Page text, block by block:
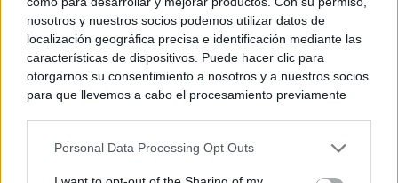
nosotros y nuestros socios podemos utilizar datos de
localización geográfica precisa e identificación mediante las
características de dispositivos. Puede hacer clic para
otorgarnos su consentimiento a nosotros y a nuestros socios
para que llevemos a cabo el procesamiento previamente
negar su consentimiento. Tenga en cuenta que algún
Personal Data Processing Opt Outs